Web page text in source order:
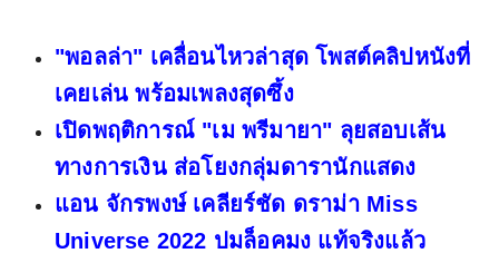
"พอลล่า" เคลื่อนไหวล่าสุด โพสต์คลิปหนังที่
เคยเล่น พร้อมเพลงสุดซึ้ง
เปิดพฤติการณ์ "เม พรีมายา" ลุยสอบเส้น
ทางการเงิน ส่อโยงกลุ่มดารานักแสดง
แอน จักรพงษ์ เคลียร์ชัด ดราม่า Miss
Universe 2022 ปมล็อคมง แท้จริงแล้ว